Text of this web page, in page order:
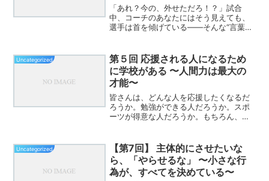
「あれ？今の、外せただろ！？」試合
中、コーチのあなたにはそう見えても、
選手は首を傾げている——そんな“言葉の
の「言葉のズレ」をテーマにします。こ
れを知るだけで、あなた...
Uncategorized
第５回 応援される人になるため
に学校がある 〜人間力は最大の
才能〜
皆さんは、どんな人を応援したくなるだ
ろうか。勉強ができる人だろうか。スポ
ーツが得意な人だろうか。もちろん、そ
う人ではないだろうか。素直な人。感謝
できる人。一生懸命な人。...
Uncategorized
【第7回】 主体的にさせたいな
ら、「やらせるな」 〜小さな行
為が、すべてを決めている〜